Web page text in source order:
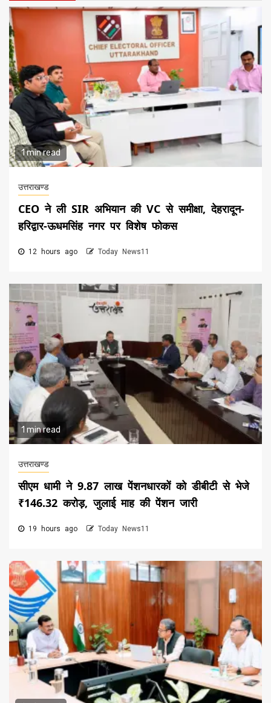
1 min read
उत्तराखण्ड
CEO ने ली SIR अभियान की VC से समीक्षा, देहरादून-
हरिद्वार-ऊधमसिंह नगर पर विशेष फोकस
12 hours ago Today News11
1 min read
उत्तराखण्ड
सीएम धामी ने 9.87 लाख पेंशनधारकों को डीबीटी से भेजे
₹146.32 करोड़, जुलाई माह की पेंशन जारी
19 hours ago Today News11